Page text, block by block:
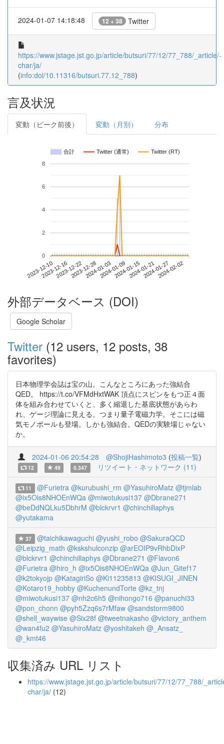
2024-01-07 14:18:48 12 + 38 Twitter
https://www.jstage.jst.go.jp/article/butsuri/77/12/77_788/_article/-
char/ja/
(info:doi/10.11316/butsuri.77.12_788)
言及状況
変動（ピーク前後） 変動（月別） 分布
合計 Twitter (通常) Twitter (RT)
2023-12-102023-12-162023-12-222023-12-282024-01-032024-01-092024-01-152024-01-212024-01-272024-02-02
0
2
4
6
8
外部データベース (DOI)
Google Scholar
Twitter (12 users, 12 posts, 38
favorites)
日本物理学会誌は宝の山。こんなところにあった強結合
QED。 https://t.co/VFMdHxtWAK 頂点にスピンをもつ正４面
体を組み合わせていくと、多く縮退した基底状態があらわ
れ、ゲージ理論に見える。つまり量子電磁力学。そこには磁
気モノポールも登場。しかも強結合。QEDの実験場じゃない
か。
2024-01-06 20:54:28 @ShojiHashimoto3 (投稿一覧)
12 49 0.347 リツイート・ネットワーク (11)
11 @Furietra @kurubushi_rm @YasuhiroMatz @tjmlab
@ix5Ois8NHOEnWQa @miwotukusi137 @Dbrane271
@beDdNQLku5DbhrM @blckrvr1 @chinchillaphys
@yutakama
37 @taichikawaguchi @yushi_robo @SakuraQCD
@Leipzig_math @kskshulconzip @arEOIP9vRhbDixP
@blckrvr1 @chinchillaphys @Dbrane271 @Flavon6
@Furietra @hiro_h @ix5Ois8NHOEnWQa @Jun_Gitef17
@k2tokyojp @KatagiriSo @Ki11235813 @KISUGI_JINEN
@Kotaro19_hobby @KuchenundTorte @kz_tnj
@miwotukusi137 @nh2c6h5 @nihongo716 @panuchi33
@pon_chonn @pyh5Zzq6s7rMfaw @sandstorm9800
@shell_waywise @Six28f @tweetnakasho @victory_anthem
@wan4fu2 @YasuhiroMatz @yoshitakeh @_Ansatz_
@_kmt46
収集済み URL リスト
https://www.jstage.jst.go.jp/article/butsuri/77/12/77_788/
char/ja/ (12)